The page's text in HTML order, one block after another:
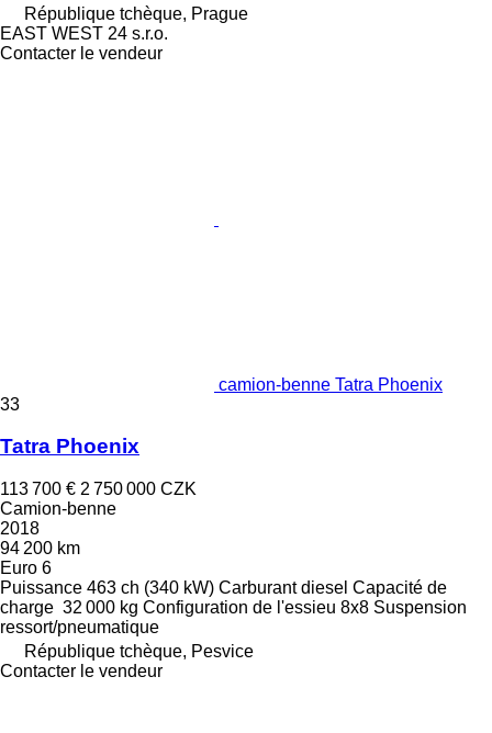
République tchèque, Prague
EAST WEST 24 s.r.o.
Contacter le vendeur
camion-benne Tatra Phoenix
33
Tatra Phoenix
113 700 € 2 750 000 CZK
Camion-benne
2018
94 200 km
Euro 6
Puissance 463 ch (340 kW) Carburant diesel Capacité de
charge 32 000 kg Configuration de l'essieu 8x8 Suspension
ressort/pneumatique
République tchèque, Pesvice
Contacter le vendeur